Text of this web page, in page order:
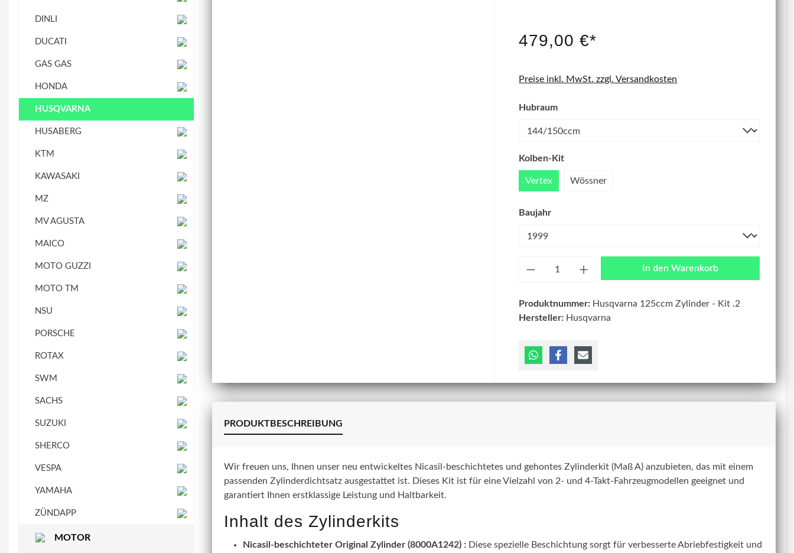
DINLI
DUCATI
GAS GAS
HONDA
HUSQVARNA
HUSABERG
KTM
KAWASAKI
MZ
MV AGUSTA
MAICO
MOTO GUZZI
MOTO TM
NSU
PORSCHE
ROTAX
SWM
SACHS
SUZUKI
SHERCO
VESPA
YAMAHA
ZÜNDAPP
MOTOR
479,00 €*
Preise inkl. MwSt. zzgl. Versandkosten
Hubraum
Kolben-Kit
Vertex Wössner
Baujahr
In den Warenkorb
Produktnummer: Husqvarna 125ccm Zylinder - Kit .2
Hersteller: Husqvarna
PRODUKTBESCHREIBUNG
Wir freuen uns, Ihnen unser neu entwickeltes Nicasil-beschichtetes und gehontes Zylinderkit (Maß A) anzubieten, das mit einem
passenden Zylinderdichtsatz ausgestattet ist. Dieses Kit ist für eine Vielzahl von 2- und 4-Takt-Fahrzeugmodellen geeignet und
garantiert Ihnen erstklassige Leistung und Haltbarkeit.
Inhalt des Zylinderkits
Nicasil-beschichteter Original Zylinder (8000A1242) : Diese spezielle Beschichtung sorgt für verbesserte Abriebfestigkeit und